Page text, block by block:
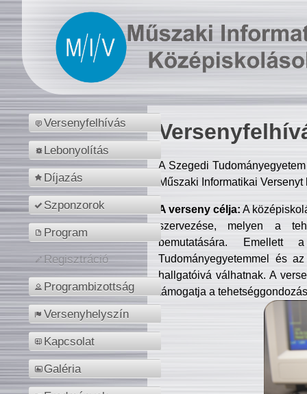
Versenyfelhívás
Lebonyolítás
Díjazás
Szponzorok
Program
Regisztráció
Programbizottság
Versenyhelyszín
Kapcsolat
Galéria
A Szegedi
Műszaki Informatikai
A verseny célja: A
szervezése, melyen a
bemutatására. Emellett
Tudományegyetemmel és
hallgatóivá válhatnak. A
támogatja a